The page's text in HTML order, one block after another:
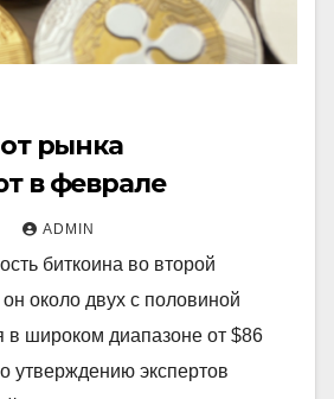
рынка
в феврале
ADMIN
биткоина во второй
около двух с половиной
в широком диапазоне от $86
утверждению экспертов